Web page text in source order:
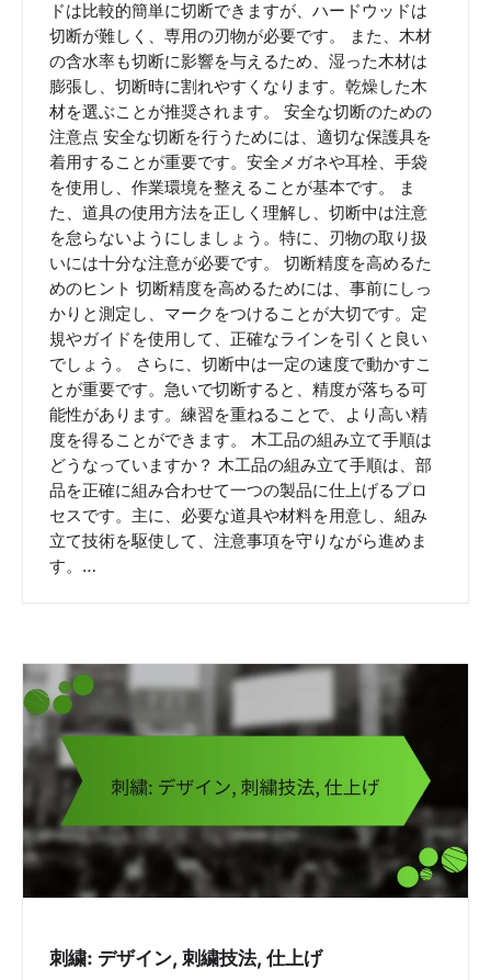
ドは比較的簡単に切断できますが、ハードウッドは
切断が難しく、専用の刃物が必要です。 また、木材
の含水率も切断に影響を与えるため、湿った木材は
膨張し、切断時に割れやすくなります。乾燥した木
材を選ぶことが推奨されます。 安全な切断のための
注意点 安全な切断を行うためには、適切な保護具を
着用することが重要です。安全メガネや耳栓、手袋
を使用し、作業環境を整えることが基本です。 ま
た、道具の使用方法を正しく理解し、切断中は注意
を怠らないようにしましょう。特に、刃物の取り扱
いには十分な注意が必要です。 切断精度を高めるた
めのヒント 切断精度を高めるためには、事前にしっ
かりと測定し、マークをつけることが大切です。定
規やガイドを使用して、正確なラインを引くと良い
でしょう。 さらに、切断中は一定の速度で動かすこ
とが重要です。急いで切断すると、精度が落ちる可
能性があります。練習を重ねることで、より高い精
度を得ることができます。 木工品の組み立て手順は
どうなっていますか？ 木工品の組み立て手順は、部
品を正確に組み合わせて一つの製品に仕上げるプロ
セスです。主に、必要な道具や材料を用意し、組み
立て技術を駆使して、注意事項を守りながら進めま
す。…
刺繍: デザイン, 刺繍技法, 仕上げ